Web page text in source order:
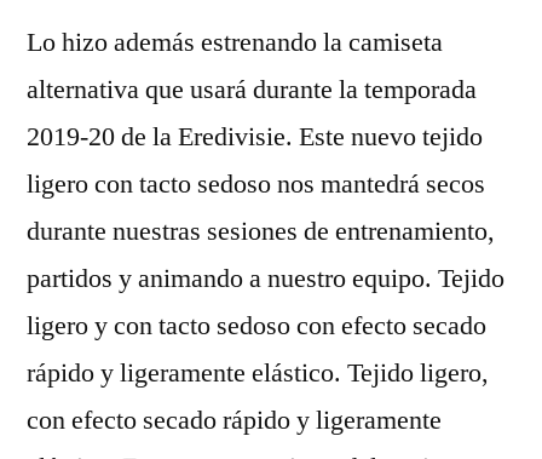
Lo hizo además estrenando la camiseta
alternativa que usará durante la temporada
2019-20 de la Eredivisie. Este nuevo tejido
ligero con tacto sedoso nos mantedrá secos
durante nuestras sesiones de entrenamiento,
partidos y animando a nuestro equipo. Tejido
ligero y con tacto sedoso con efecto secado
rápido y ligeramente elástico. Tejido ligero,
con efecto secado rápido y ligeramente